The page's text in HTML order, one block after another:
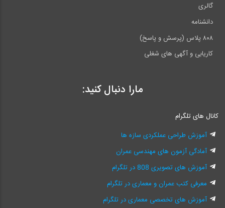
گالری
دانشنامه
۸۰۸ پلاس (پرسش و پاسخ)
کاریابی و آگهی های شغلی
مارا دنبال کنید:
کانال های تلگرام
آموزش طراحی عملکردی سازه ها
آمادگی آزمون های مهندسی عمران
آموزش های تصویری 808 در تلگرام
معرفی کتب عمران و معماری در تلگرام
آموزش های تخصصی معماری در تلگرام